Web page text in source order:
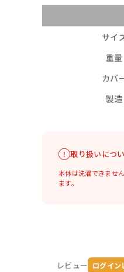
サイ
重量
カバ
製造
取り扱いにつ
本体は洗濯できませ
ます。
レビュー ログイン